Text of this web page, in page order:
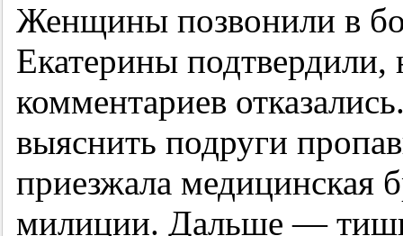
Женщины позвонили в
Екатерины
комментариев
выяснить подруги
приезжала медицинская
милиции. Дальше —